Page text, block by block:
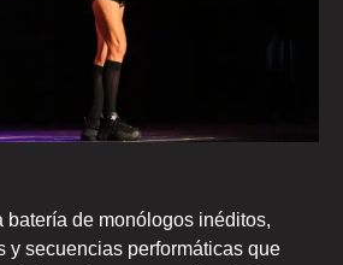
batería de monólogos inéditos,
y secuencias performáticas que